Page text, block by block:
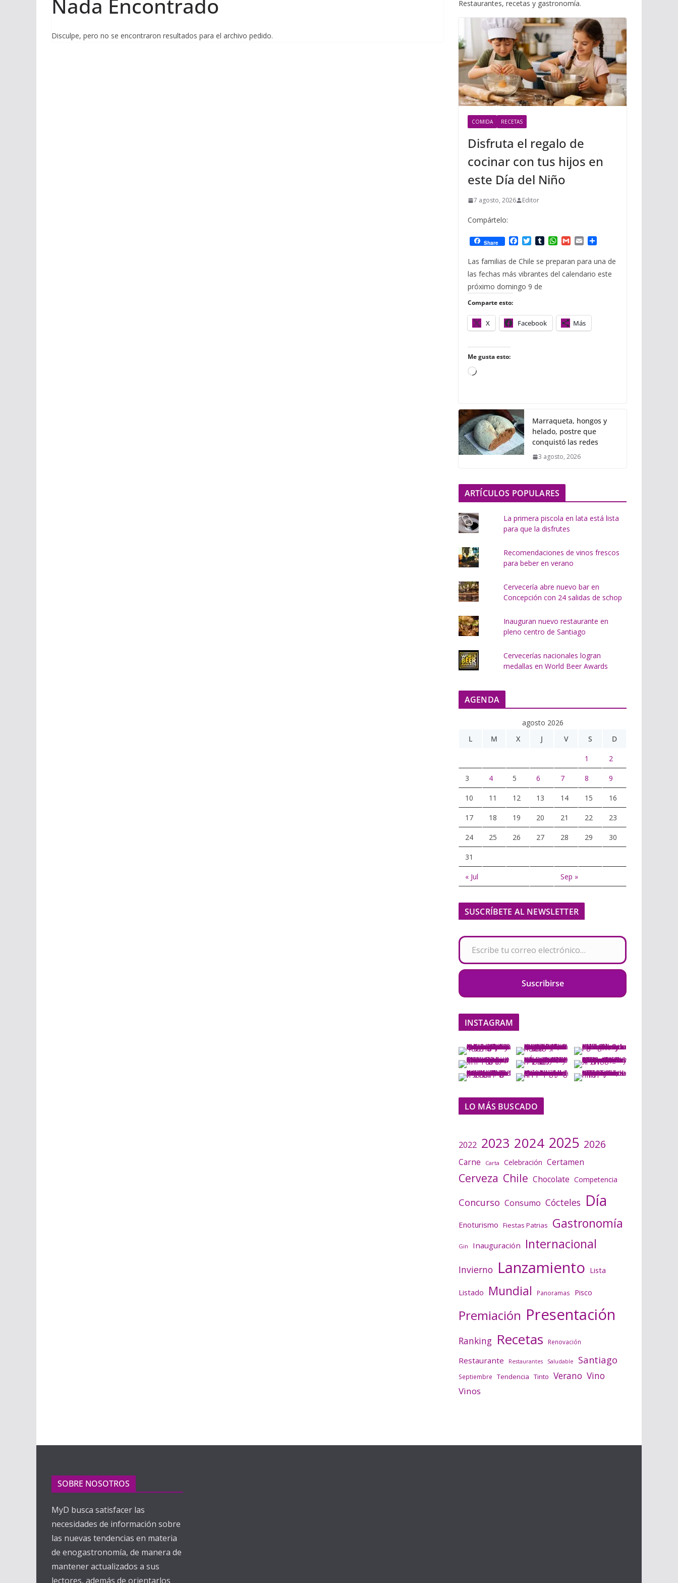
Nada Encontrado
Disculpe, pero no se encontraron resultados para el archivo pedido.
Restaurantes, recetas y gastronomía.
COMIDA RECETAS
Disfruta el regalo de
cocinar con tus hijos en
este Día del Niño
7 agosto, 2026 Editor
Compártelo:
Share
c
b
o
T
i
t
e
T
m
b
l
W
a
s
G
a
l
E
a
l
m
a
Las familias de Chile se preparan para una de
las fechas más vibrantes del calendario este
próximo domingo 9 de
Comparte esto:
X Facebook Más
Me gusta esto:
C
g
a
n
d
.
.
Marraqueta, hongos y
helado, postre que
conquistó las redes
3 agosto, 2026
ARTÍCULOS POPULARES
La primera piscola en lata está lista
para que la disfrutes
Recomendaciones de vinos frescos
para beber en verano
Cervecería abre nuevo bar en
Concepción con 24 salidas de schop
Inauguran nuevo restaurante en
pleno centro de Santiago
Cervecerías nacionales logran
medallas en World Beer Awards
AGENDA
agosto 2026
L
M X J V S D
1 2
3 4 5 6 7 8 9
10 11 12 13 14 15 16
17 18 19 20 21 22 23
24 25 26 27 28 29 30
31
« Jul Sep »
SUSCRÍBETE AL NEWSLETTER
Escribe tu correo electrónico…
Suscribirse
INSTAGRAM
LO MÁS BUSCADO
2022 2023 2024 2025 2026
Carne Carta Celebración Certamen
Cerveza Chile Chocolate Competencia
Concurso Consumo Cócteles Día
Enoturismo Fiestas Patrias Gastronomía
Gin Inauguración Internacional
Invierno Lanzamiento Lista
Listado Mundial Panoramas Pisco
Premiación Presentación
Ranking Recetas Renovación
Restaurante Restaurantes Saludable Santiago
Septiembre Tendencia Tinto Verano Vino
Vinos
SOBRE NOSOTROS
MyD busca satisfacer las
necesidades de información sobre
las nuevas tendencias en materia
de enogastronomía, de manera de
mantener actualizados a sus
lectores, además de orientarlos